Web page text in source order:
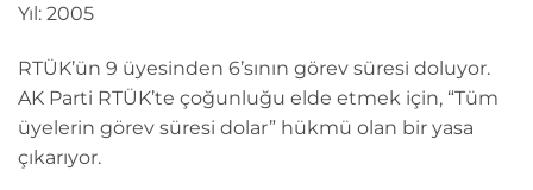
Yıl: 2005
RTÜK’ün 9 üyesinden 6’sının görev süresi doluyor.
AK Parti RTÜK’te çoğunluğu elde etmek için, “Tüm
üyelerin görev süresi dolar” hükmü olan bir yasa
çıkarıyor.